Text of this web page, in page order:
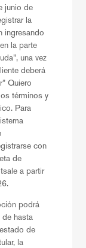
junio de
la
ingresando
la parte
una vez
deberá
Quiero
términos y
Para
con
de
a partir
podrá
hasta
de
la